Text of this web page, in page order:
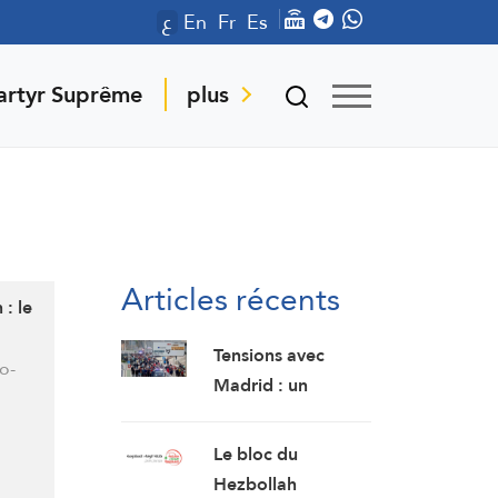
ع En Fr Es
Suprême plus
: le
Articles récents
Tensions avec
Madrid : un
Congrès considère
Ceuta et Melilla
Le bloc du
Hezbollah